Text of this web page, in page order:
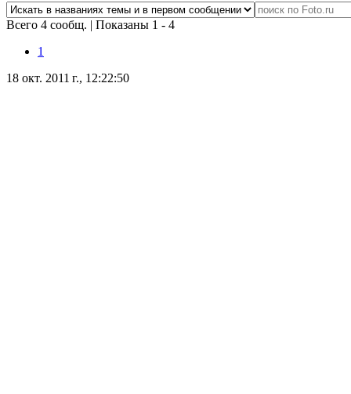
Всего 4 сообщ. | Показаны 1 - 4
1
18 окт. 2011 г., 12:22:50